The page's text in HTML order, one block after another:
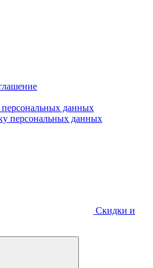
данных
персональных данных
Скидки и